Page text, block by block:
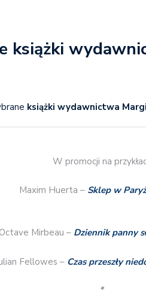
książki
książki wydawnictwa
W promocji na
Maxim Huerta – Sklep w
Octave Mirbeau – Dziennik panny
Fellowes – Czas przeszły
*